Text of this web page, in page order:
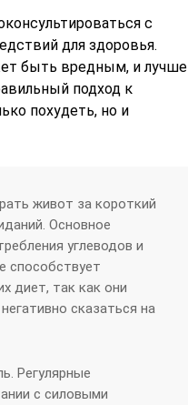
с
для здоровья.
быть вредным, и лучше
подход к
похудеть, но и
живот за короткий
Основное
углеводов и
способствует
диет, так как они
сказаться на
Регулярные
с силовыми